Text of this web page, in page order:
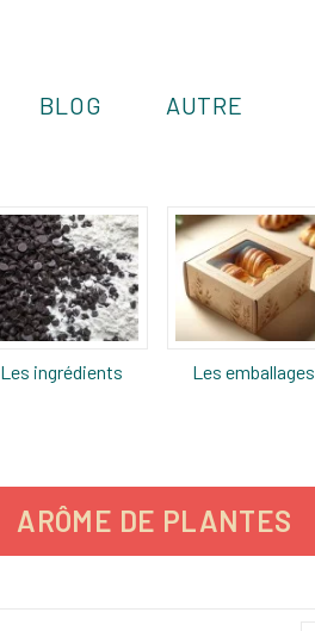
BLOG AUTRE
Les ingrédients Les emballages
ARÔME DE PLANTES